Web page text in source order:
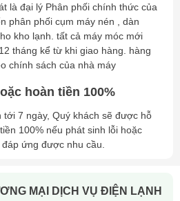
là đại lý Phân phối chính thức của
phân phối cụm máy nén , dàn
kho lạnh. tất cả máy móc mới
tháng kể từ khi giao hàng. hàng
chính sách của nhà máy
hoàn tiền 100%
7 ngày, Quý khách sẽ được hỗ
100% nếu phát sinh lỗi hoặc
ứng được nhu cầu.
MẠI DỊCH VỤ ĐIỆN LẠNH